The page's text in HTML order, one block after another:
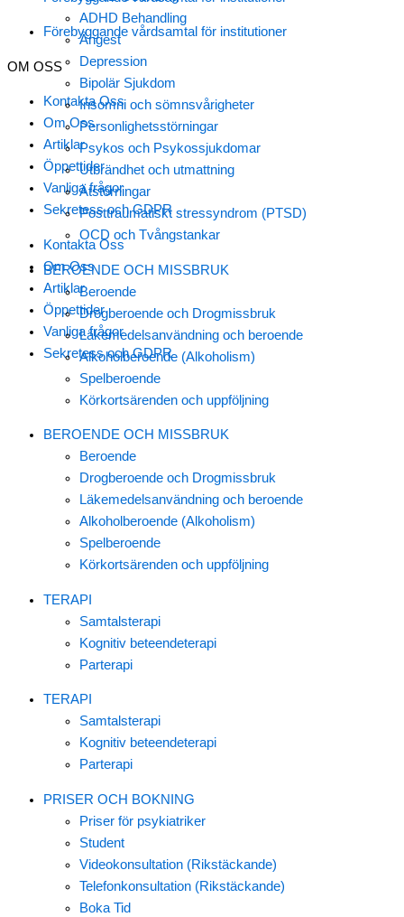
Förebyggande vårdsamtal för institutioner
OM OSS
Kontakta Oss
Om Oss
Artiklar
Öppettider
Vanliga frågor
Sekretess och GDPR
Kontakta Oss
Om Oss
Artiklar
Öppettider
Vanliga frågor
Sekretess och GDPR
ADHD Behandling
Ångest
Depression
Bipolär Sjukdom
Insomni och sömnsvårigheter
Personlighetsstörningar
Psykos och Psykossjukdomar
Utbrändhet och utmattning
Ätstörningar
Posttraumatiskt stressyndrom (PTSD)
OCD och Tvångstankar
BEROENDE OCH MISSBRUK
Beroende
Drogberoende och Drogmissbruk
Läkemedelsanvändning och beroende
Alkoholberoende (Alkoholism)
Spelberoende
Körkortsärenden och uppföljning
BEROENDE OCH MISSBRUK
Beroende
Drogberoende och Drogmissbruk
Läkemedelsanvändning och beroende
Alkoholberoende (Alkoholism)
Spelberoende
Körkortsärenden och uppföljning
TERAPI
Samtalsterapi
Kognitiv beteendeterapi
Parterapi
TERAPI
Samtalsterapi
Kognitiv beteendeterapi
Parterapi
PRISER OCH BOKNING
Priser för psykiatriker
Student
Videokonsultation (Rikstäckande)
Telefonkonsultation (Rikstäckande)
Boka Tid